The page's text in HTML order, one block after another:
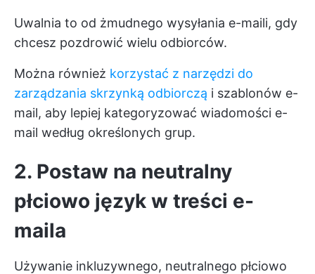
Uwalnia to od żmudnego wysyłania e-maili, gdy
chcesz pozdrowić wielu odbiorców.
Można również korzystać z narzędzi do
zarządzania skrzynką odbiorczą i szablonów e-
mail, aby lepiej kategoryzować wiadomości e-
mail według określonych grup.
2. Postaw na neutralny
płciowo język w treści e-
maila
Używanie inkluzywnego, neutralnego płciowo